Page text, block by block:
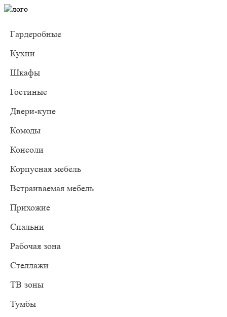
Гардеробные
Кухни
Шкафы
Гостиные
Двери-купе
Комоды
Консоли
Корпусная мебель
Встраиваемая мебель
Прихожие
Спальни
Рабочая зона
Стеллажи
ТВ зоны
Тумбы